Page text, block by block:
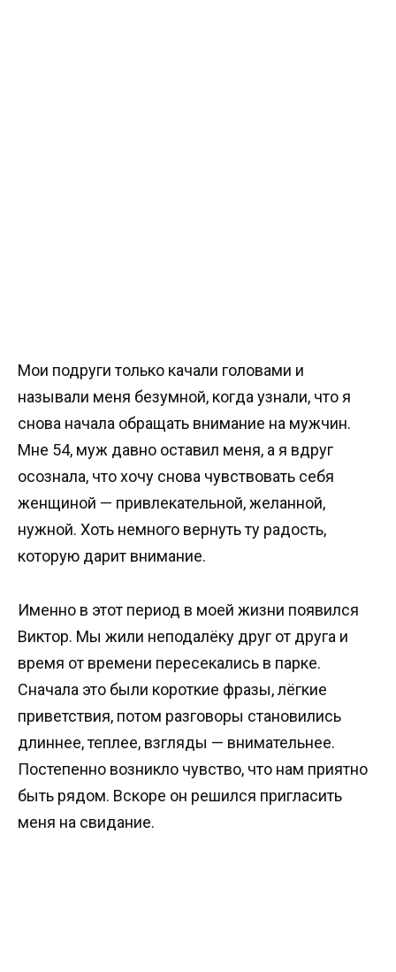
Мои подруги только качали головами и
называли меня безумной, когда узнали, что я
снова начала обращать внимание на мужчин.
Мне 54, муж давно оставил меня, а я вдруг
осознала, что хочу снова чувствовать себя
женщиной — привлекательной, желанной,
нужной. Хоть немного вернуть ту радость,
которую дарит внимание.
Именно в этот период в моей жизни появился
Виктор. Мы жили неподалёку друг от друга и
время от времени пересекались в парке.
Сначала это были короткие фразы, лёгкие
приветствия, потом разговоры становились
длиннее, теплее, взгляды — внимательнее.
Постепенно возникло чувство, что нам приятно
быть рядом. Вскоре он решился пригласить
меня на свидание.